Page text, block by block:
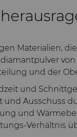
Materialien,
und der
und
und Ausschuss
und
Verhältnis